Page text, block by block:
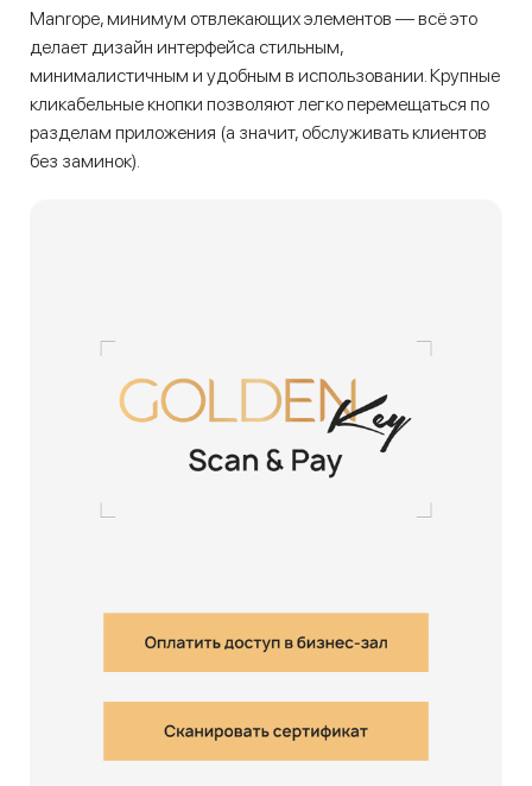
Manrope, минимум отвлекающих элементов — всё это
делает дизайн интерфейса стильным,
минималистичным и удобным в использовании. Крупные
кликабельные кнопки позволяют легко перемещаться по
разделам приложения (а значит, обслуживать клиентов
без заминок).